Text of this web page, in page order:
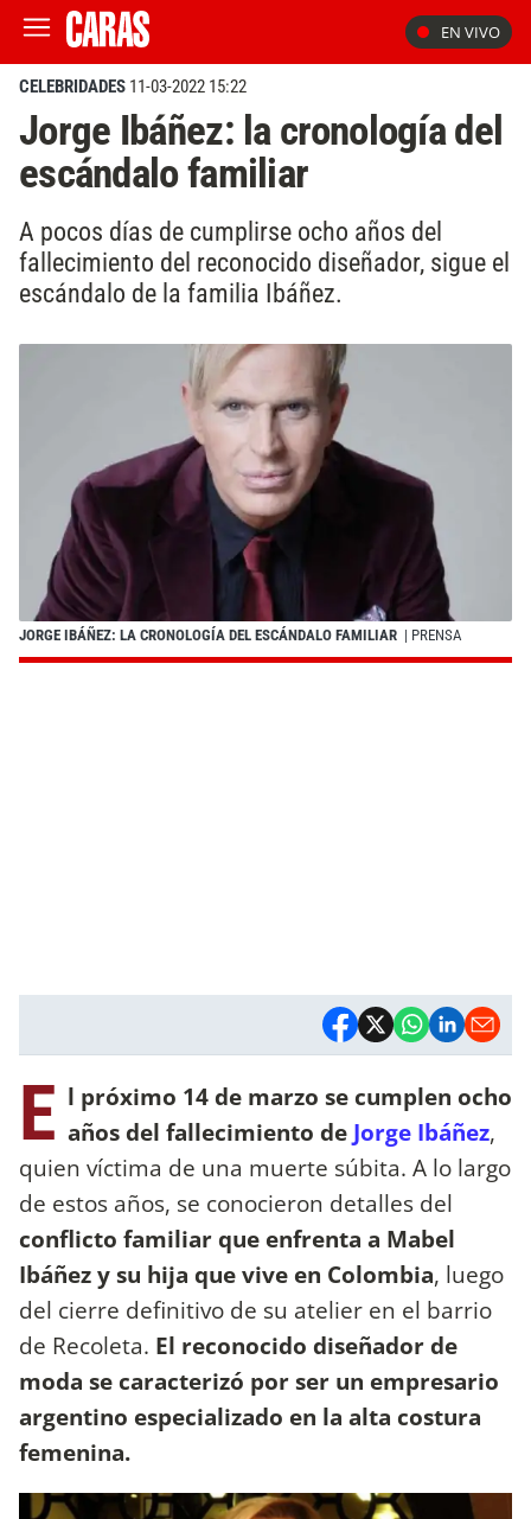
EN VIVO
CELEBRIDADES 11-03-2022 15:22
Jorge Ibáñez: la cronología del
escándalo familiar
A pocos días de cumplirse ocho años del
fallecimiento del reconocido diseñador, sigue el
escándalo de la familia Ibáñez.
JORGE IBÁÑEZ: LA CRONOLOGÍA DEL ESCÁNDALO FAMILIAR | PRENSA
E l próximo 14 de marzo se cumplen ocho
años del fallecimiento de Jorge Ibáñez,
quien víctima de una muerte súbita. A lo largo
de estos años, se conocieron detalles del
conflicto familiar que enfrenta a Mabel
Ibáñez y su hija que vive en Colombia, luego
del cierre definitivo de su atelier en el barrio
de Recoleta. El reconocido diseñador de
moda se caracterizó por ser un empresario
argentino especializado en la alta costura
femenina.